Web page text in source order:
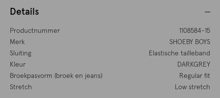
Details
Productnummer
1108584-15
Merk
SHOEBY BOYS
Sluiting
Elastische tailleband
Kleur
DARKGREY
Broekpasvorm (broek en jeans)
Regular fit
Stretch
Low stretch